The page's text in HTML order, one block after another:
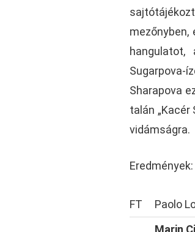
Sugarpova-
Sharapova
talán
vidámságra.
Eredmények:
FT Paolo